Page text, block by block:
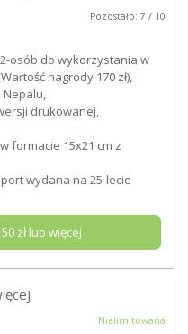
Pozostało: 7 / 10
osób do wykorzystania w
nagrody 170 zł),
Nepalu,
drukowanej,
formacie 15x21 cm z
wydana na 25-lecie
zł lub więcej
Nielimitowana